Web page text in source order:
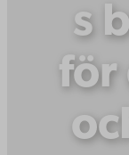
s
för